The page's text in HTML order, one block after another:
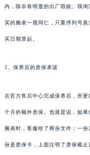
内，除非有明显的出厂瑕疵。我
买的腕表一视同仁，只要序列号
买日期算起。
2、保养后的质保承诺
在官方售后中心完成保养后，所
个月的额外质保。也就是说，如
腕表时，客服给了两份文件：一
份是质保卡，上面注明了质保截